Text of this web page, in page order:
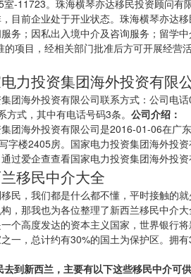
-11723。珠海横琴亦达移民投资顾问有
目前企业处于开业状态。珠海横琴亦达
务；因私出入境中介及咨询服务；留学
的项目，经相关部门批准后方可开展经营
力投资集团海外投资有限
团海外投资有限公司联系方式：公司电
方式，其中有电话号码3条。 公司介绍：
团海外投资有限公司是2016-01-06在广
字楼2405房。国家电力投资集团海外投
过爱企查查看国家电力投资集团海外投资
移民中介大全
，我们都是什么都不懂，平时接触的就
，那我也为各位整理了新西兰移民中介大
高度发达的资本主义国家，世界银行将
一，总计约有30%的国土为保护区。拥
去到新西兰，主要有以下这些移民中介可